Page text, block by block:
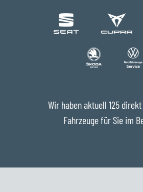
Wir haben aktuell 125
Fahrzeuge für Sie im